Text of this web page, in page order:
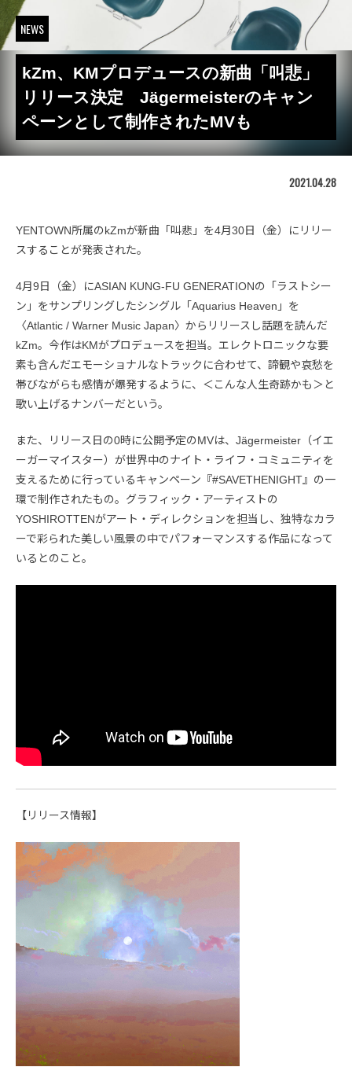
NEWS
kZm、KMプロデュースの新曲「叫悲」
リリース決定 Jägermeisterのキャン
ペーンとして制作されたMVも
2021.04.28
YENTOWN所属のkZmが新曲「叫悲」を4月30日（金）にリリー
スすることが発表された。
4月9日（金）にASIAN KUNG-FU GENERATIONの「ラストシー
ン」をサンプリングしたシングル「Aquarius Heaven」を
〈Atlantic / Warner Music Japan〉からリリースし話題を読んだ
kZm。今作はKMがプロデュースを担当。エレクトロニックな要
素も含んだエモーショナルなトラックに合わせて、諦観や哀愁を
帯びながらも感情が爆発するように、＜こんな人生奇跡かも＞と
歌い上げるナンバーだという。
また、リリース日の0時に公開予定のMVは、Jägermeister（イエ
ーガーマイスター）が世界中のナイト・ライフ・コミュニティを
支えるために行っているキャンペーン『#SAVETHENIGHT』の一
環で制作されたもの。グラフィック・アーティストの
YOSHIROTTENがアート・ディレクションを担当し、独特なカラ
ーで彩られた美しい風景の中でパフォーマンスする作品になって
いるとのこと。
【リリース情報】